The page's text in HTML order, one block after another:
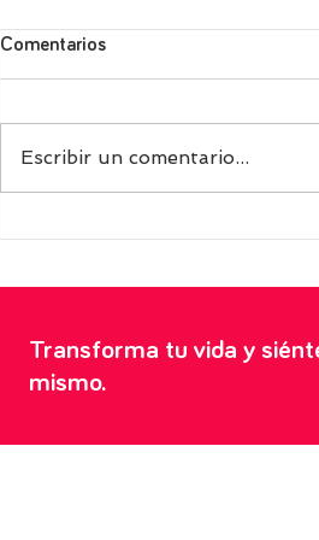
Comentarios
Escribir un comentario...
Transforma tu vida y
mismo.